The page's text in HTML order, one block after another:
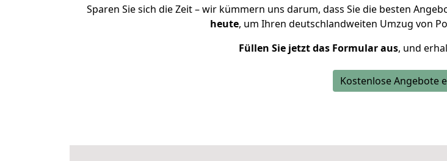
Sparen Sie sich die Zeit – wir kümmern uns darum, dass Sie die besten
heute, um Ihren deutschlandweiten Umzug von
Füllen Sie jetzt das Formular aus, und
Kostenlose Angebote